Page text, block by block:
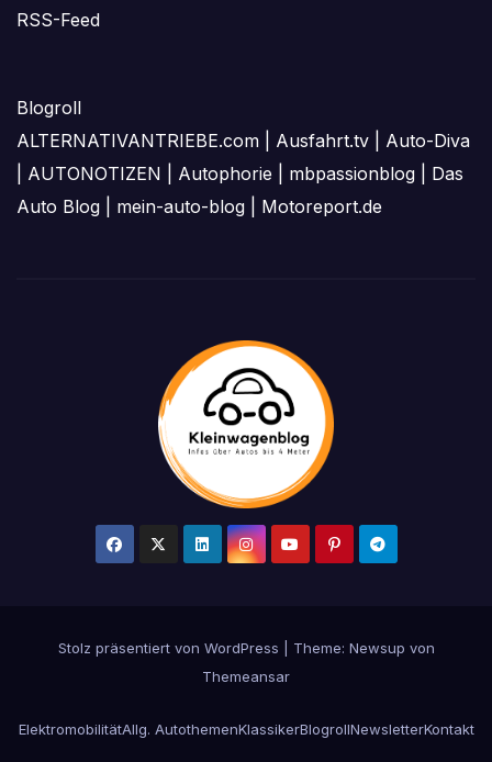
RSS-Feed
Blogroll
ALTERNATIVANTRIEBE.com
Ausfahrt.tv
Auto-Diva
AUTONOTIZEN Autophorie mbpassionblog
Das
Auto Blog
mein-auto-blog Motoreport.de
Stolz präsentiert von WordPress
Theme: Newsup von
Themeansar
ElektromobilitätAllg. AutothemenKlassikerBlogrollNewsletterKontakt